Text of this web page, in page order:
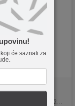
će saznati za
30/YE
boce u mat žutoj boji.